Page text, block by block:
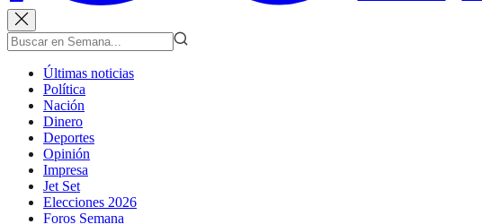
Últimas noticias
Política
Nación
Dinero
Deportes
Opinión
Impresa
Jet Set
Elecciones 2026
Foros Semana